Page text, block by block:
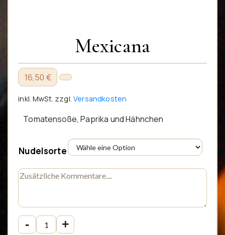
Mexicana
16,50 €
inkl. MwSt. zzgl.Versandkosten
Tomatensoße, Paprika und Hähnchen
Nudelsorte